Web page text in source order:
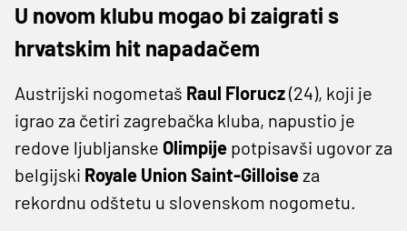
U novom klubu mogao bi zaigrati s
hrvatskim hit napadačem
Austrijski nogometaš Raul Florucz(24), koji je
igrao za četiri zagrebačka kluba, napustio je
redove ljubljanske Olimpije potpisavši ugovor za
belgijski Royale Union Saint-Gilloiseza
rekordnu odštetu u slovenskom nogometu.